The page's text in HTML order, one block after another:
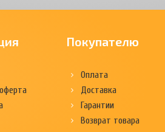
Покупателю
Оплата
Доставка
Гарантии
Возврат товара